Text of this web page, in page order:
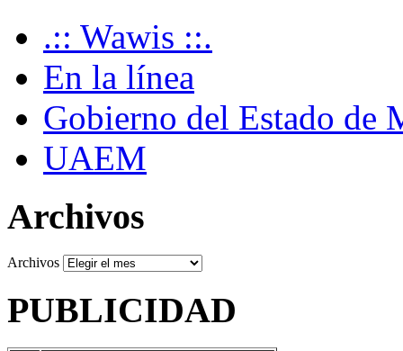
.:: Wawis ::.
En la línea
Gobierno del Estado de
UAEM
Archivos
Archivos
PUBLICIDAD